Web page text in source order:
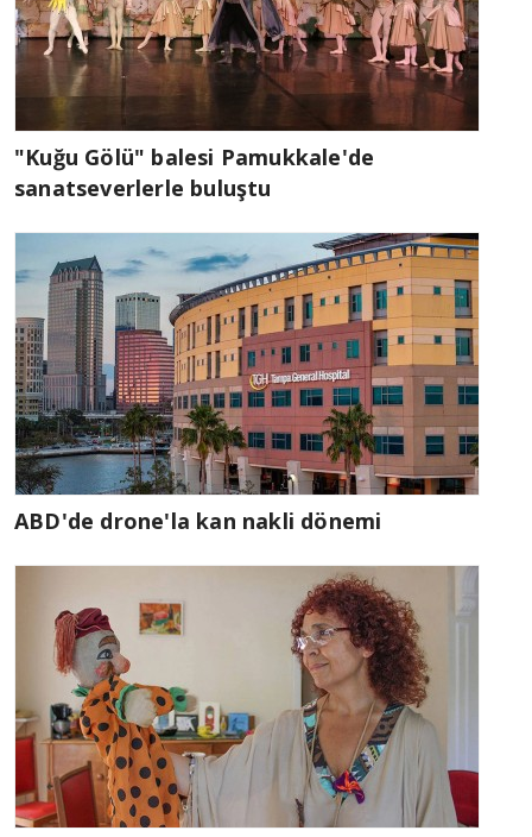
"Kuğu Gölü" balesi Pamukkale'de
sanatseverlerle buluştu
ABD'de drone'la kan nakli dönemi